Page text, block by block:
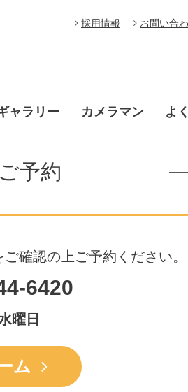
採用情報 お問い合
ャラリー カメラマン よ
予約
確認の上ご予約ください。
6420
曜日
ム